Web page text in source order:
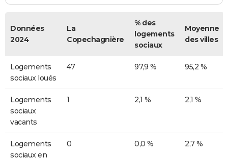
Données
2024
La
Copechagnière
% des
logements
sociaux
Moyenne
des villes
Logements
sociaux loués
47 97,9 % 95,2 %
Logements
sociaux
vacants
1 2,1 % 2,1 %
Logements
sociaux en
0 0,0 % 2,7 %